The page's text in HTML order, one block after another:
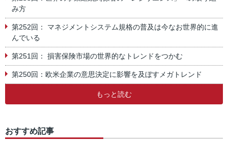
み方
第252回： マネジメントシステム規格の普及は今なお世界的に進
んでいる
第251回： 損害保険市場の世界的なトレンドをつかむ
第250回：欧米企業の意思決定に影響を及ぼすメガトレンド
もっと読む
おすすめ記事